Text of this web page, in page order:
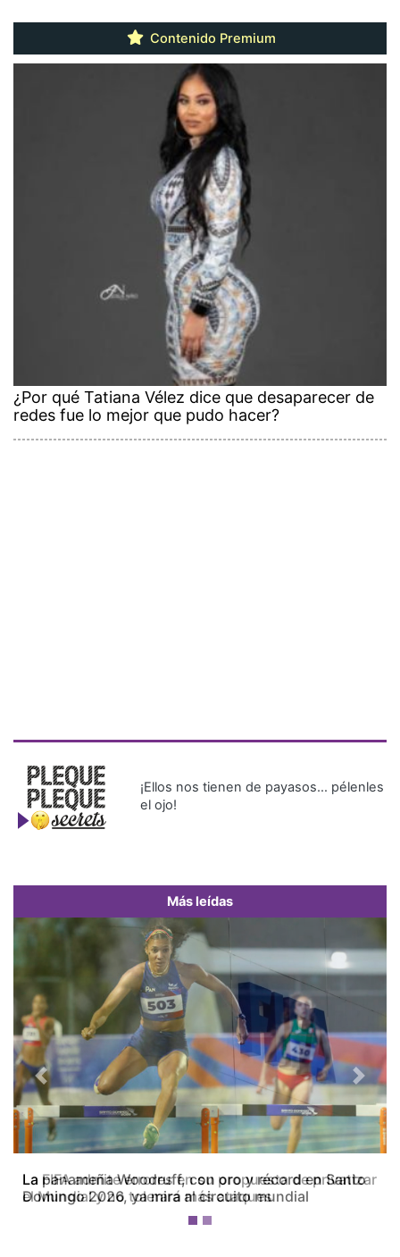
Contenido Premium
¿Por qué Tatiana Vélez dice que desaparecer de
redes fue lo mejor que pudo hacer?
¡Ellos nos tienen de payasos… pélenles
el ojo!
Más leídas
La FIFA admite errores en su propuesta de privatizar
el Mundial y no tolerará más ataques
Previous Next